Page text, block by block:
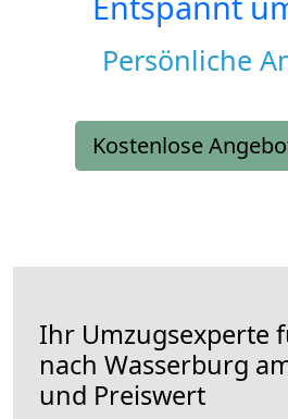
Persönliche
Kostenlose
Ihr Umzugsexperte
nach Wasserburg
und Preiswert